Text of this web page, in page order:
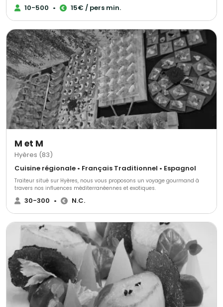
pour la réussite de votre événement Ensemble nous élaborerons une
sélection de votre choix parmi nos assortiments de pièces cocktails, nos
soigné, sur mesure et artisanal. Possibilité de service tout compris
(serveurs professionnels…).
10-500 • 15€ / pers min.
M et M
Hyères (83)
Cuisine régionale • Français Traditionnel • Espagnol
Traiteur situé sur Hyères, nous vous proposons un voyage gourmand à
travers nos influences méditerranéennes et exotiques.
30-300 • N.C.